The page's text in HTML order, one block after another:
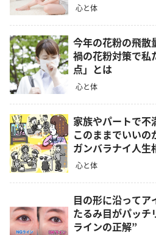
心と体
今年の花粉の飛散
禍の花粉対策で私
点」とは
心と体
家族やパートで不
このままでいい
ガンバラナイ人生
心と体
目の形に沿ってア
たるみ目がパッチ
ラインの正解”